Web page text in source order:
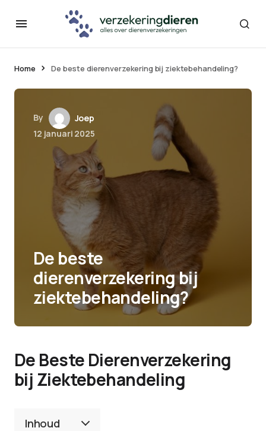
Home De beste dierenverzekering bij ziektebehandeling?
By
Joep
12 januari 2025
De beste
dierenverzekering bij
ziektebehandeling?
De Beste Dierenverzekering
bij Ziektebehandeling
Inhoud